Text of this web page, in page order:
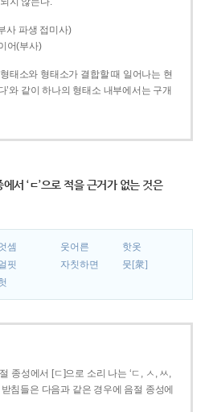
사 파생 접미사)
어(부사)
태소와 형태소가 결합할 때 일어나는 현
’와 같이 하나의 형태소 내부에서는 구개
에서 ‘ㄷ’으로 적을 근거가 없는 것은
셈 웃어른
핫옷
핏 자칫하면
뭇[衆]
종성에서 [ㄷ]으로 소리 나는 ‘ㄷ, ㅅ, ㅆ,
침들은 다음과 같은 경우에 음절 종성에